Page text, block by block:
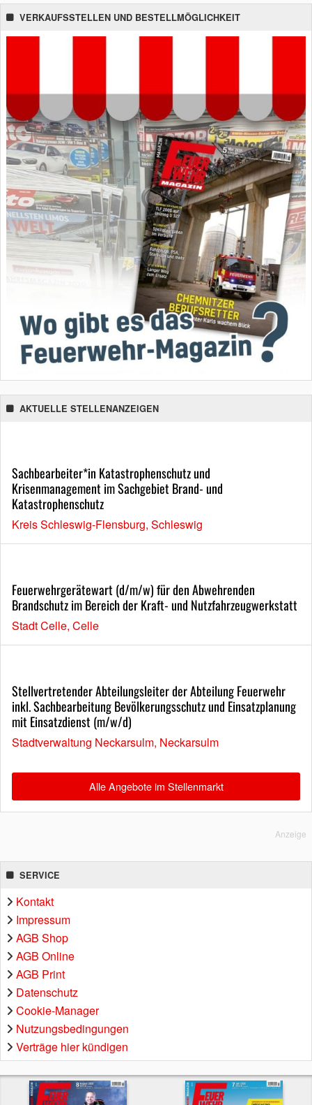
VERKAUFSSTELLEN UND BESTELLMÖGLICHKEIT
AKTUELLE STELLENANZEIGEN
Sachbearbeiter*in Katastrophenschutz und
Krisenmanagement im Sachgebiet Brand- und
Katastrophenschutz
Kreis Schleswig-Flensburg, Schleswig
Feuerwehrgerätewart (d/m/w) für den Abwehrenden
Brandschutz im Bereich der Kraft- und Nutzfahrzeugwerkstatt
Stadt Celle, Celle
Stellvertretender Abteilungsleiter der Abteilung Feuerwehr
inkl. Sachbearbeitung Bevölkerungsschutz und Einsatzplanung
mit Einsatzdienst (m/w/d)
Stadtverwaltung Neckarsulm, Neckarsulm
Alle Angebote im Stellenmarkt
Anzeige
SERVICE
Kontakt
Impressum
AGB Shop
AGB Online
AGB Print
Datenschutz
Cookie-Manager
Nutzungsbedingungen
Verträge hier kündigen